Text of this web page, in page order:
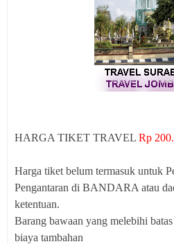
HARGA TIKET TRAVEL Rp
Harga tiket belum termasuk untuk
Pengantaran di BANDARA atau
ketentuan.
Barang bawaan yang melebihi
biaya tambahan